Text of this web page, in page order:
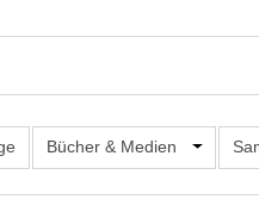
der Kategorie Büro,
Bücher & Medien Öffne